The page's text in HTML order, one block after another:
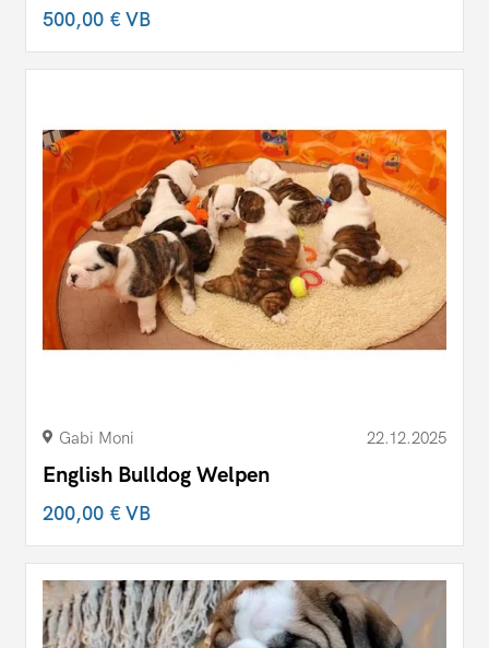
500,00 €VB
Gabi Moni 22.12.2025
English Bulldog Welpen
200,00 €VB